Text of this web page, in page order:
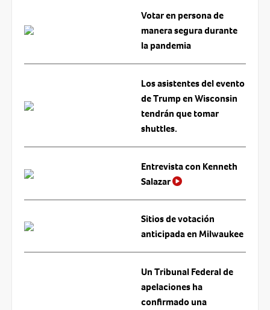
Votar en persona de
manera segura durante
la pandemia
Los asistentes del evento
de Trump en Wisconsin
tendrán que tomar
shuttles.
Entrevista con Kenneth
Salazar
Sitios de votación
anticipada en Milwaukee
Un Tribunal Federal de
apelaciones ha
confirmado una